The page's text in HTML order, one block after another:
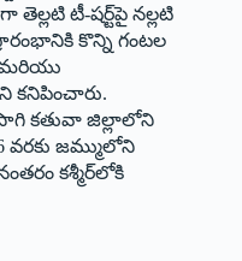
తెల్లటి టీ-షర్ట్‌పై నల్లటి
కొన్ని గంటల
మరియు
కనిపించారు.
కతువా జిల్లాలోని
వరకు జమ్ములోని
కశ్మీర్‌లోకి